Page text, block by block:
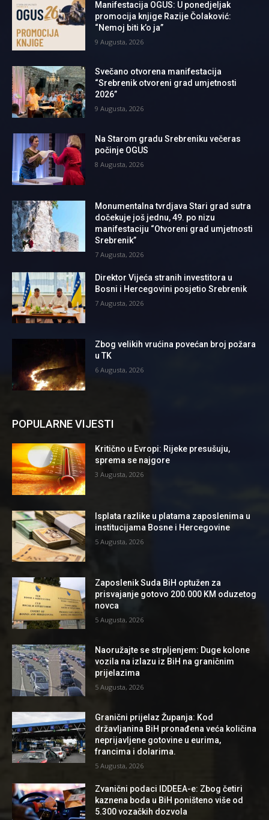
Manifestacija OGUS: U ponedjeljak
promocija knjige Razije Čolaković:
“Nemoj biti k’o ja”
9 Augusta, 2026
Svečano otvorena manifestacija
“Srebrenik otvoreni grad umjetnosti
2026”
9 Augusta, 2026
Na Starom gradu Srebreniku večeras
počinje OGUS
8 Augusta, 2026
Monumentalna tvrdjava Stari grad sutra
dočekuje još jednu, 49. po nizu
manifestaciju “Otvoreni grad umjetnosti
Srebrenik”
7 Augusta, 2026
Direktor Vijeća stranih investitora u
Bosni i Hercegovini posjetio Srebrenik
7 Augusta, 2026
Zbog velikih vrućina povećan broj požara
u TK
6 Augusta, 2026
POPULARNE VIJESTI
Kritično u Evropi: Rijeke presušuju,
sprema se najgore
3 Augusta, 2026
Isplata razlike u platama zaposlenima u
institucijama Bosne i Hercegovine
5 Augusta, 2026
Zaposlenik Suda BiH optužen za
prisvajanje gotovo 200.000 KM oduzetog
novca
5 Augusta, 2026
Naoružajte se strpljenjem: Duge kolone
vozila na izlazu iz BiH na graničnim
prijelazima
5 Augusta, 2026
Granični prijelaz Županja: Kod
državljanina BiH pronađena veća količina
neprijavljene gotovine u eurima,
francima i dolarima.
5 Augusta, 2026
Zvanični podaci IDDEEA-e: Zbog četiri
kaznena boda u BiH poništeno više od
5.300 vozačkih dozvola